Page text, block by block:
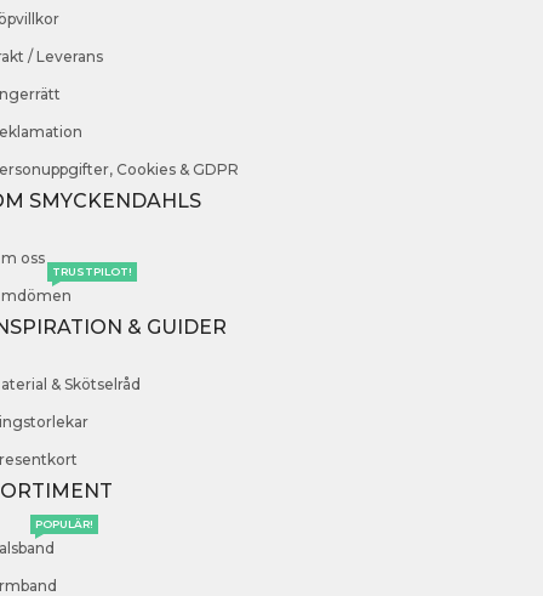
/ Leverans
Cookies & GDPR
SMYCKENDAHLS
oss
TRUSTPILOT!
& GUIDER
& Skötselråd
POPULÄR!